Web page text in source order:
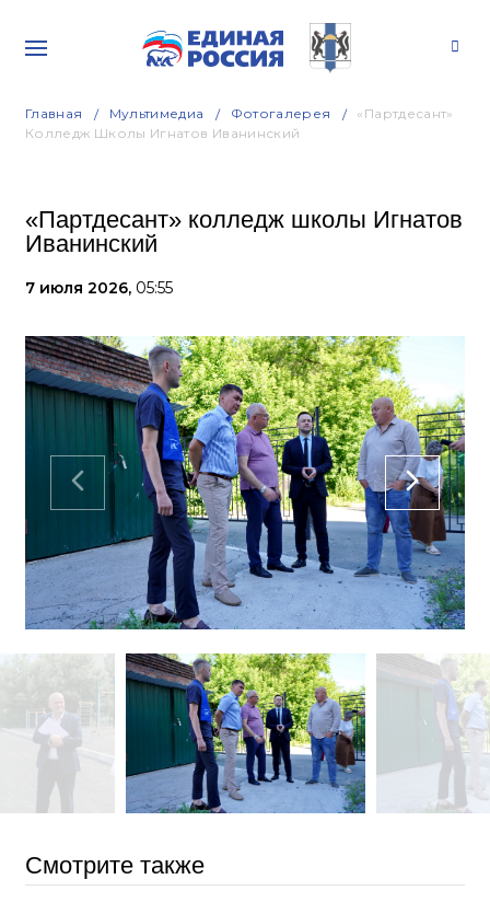
Главная Мультимедиа Фотогалерея
«Партдесант»
Колледж Школы Игнатов Иванинский
«Партдесант» колледж школы Игнатов
Иванинский
7 июля 2026, 05:55
Смотрите также